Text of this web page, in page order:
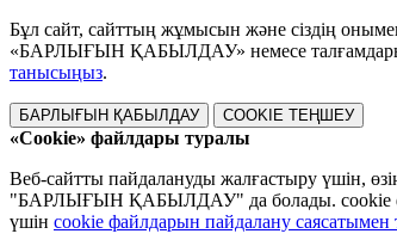
Бұл сайт, сайттың жұмысын және сіздің
«БАРЛЫҒЫН ҚАБЫЛДАУ» немесе
танысыңыз.
БАРЛЫҒЫН ҚАБЫЛДАУ COOKIE ТЕҢШЕУ
«Cookie» файлдары туралы
Веб-сайтты пайдалануды жалғастыру үшін,
"БАРЛЫҒЫН ҚАБЫЛДАУ" да болады. cookie
үшін cookie файлдарын пайдалану